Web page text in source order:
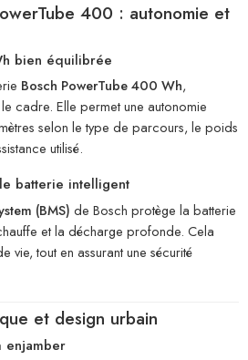
400 : autonomie et
bien équilibrée
Bosch PowerTube 400 Wh,
cadre. Elle permet une autonomie
selon le type de parcours, le poids
utilisé.
batterie intelligent
(BMS) de Bosch protège la batterie
et la décharge profonde. Cela
vie, tout en assurant une sécurité
et design urbain
enjamber